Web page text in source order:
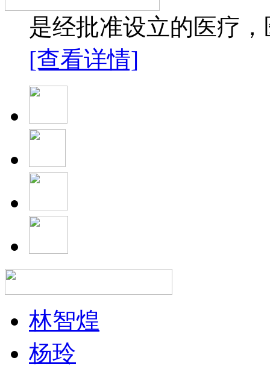
是经批准设立的医疗
[查看详情]
林智煌
杨玲